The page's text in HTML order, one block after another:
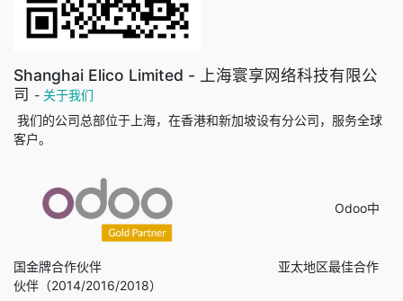
Shanghai Elico Limited - 上海寰享网络科技有限公
司 - 关于我们
我们的公司总部位于上海，在香港和新加坡设有分公司，服务全球
客户。
Odoo中
国金牌合作伙伴 亚太地区最佳合作
伙伴（2014/2016/2018）